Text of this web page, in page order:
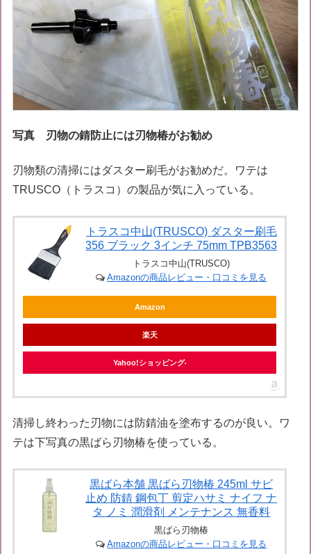
写真 刃物の錆防止には刃物椿がお勧め
刃物類の清掃にはダスター刷毛がお勧めだ。ワテは
TRUSCO（トラスコ）の製品が気に入っている。
トラスコ中山(TRUSCO) ダスター刷毛
356 ブラック 3インチ 75mm TPB3563
トラスコ中山(TRUSCO)
Amazonの商品レビュー・口コミを見る
Amazon
楽天
Yahoo!ショッピング
清掃し終わった刃物には防錆油を塗布するのが良い。ワ
テは下写真の黒ばら刃物椿を使っている。
黒ばら本舗 黒ばら刃物椿 245ml サビ
止め 防錆 鋼包丁 剪定ハサミ ナイフ ナ
タ ノミ 潤滑剤 メンテナンス 無香料
黒ばら刃物椿
Amazonの商品レビュー・口コミを見る